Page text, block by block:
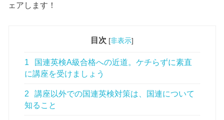
ェアします！
目次 [非表示]
1
国連英検A級合格への近道。ケチらずに素直
に講座を受けましょう
2
講座以外での国連英検対策は、国連について
知ること